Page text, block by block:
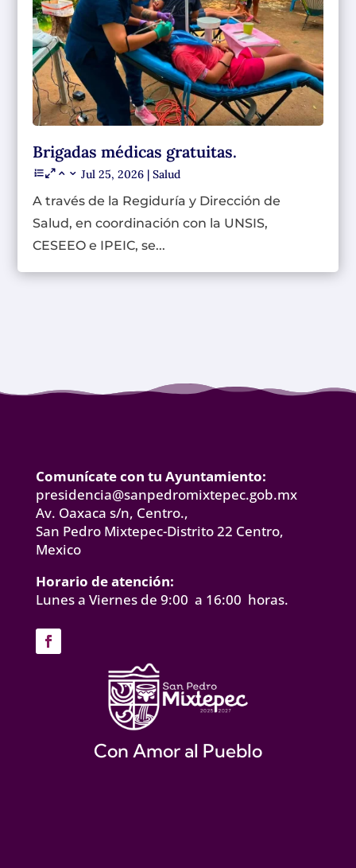
Brigadas médicas gratuitas.
Jul 25, 2026 |Salud
A través de la Regiduría y Dirección de
Salud, en coordinación con la UNSIS,
CESEEO e IPEIC, se...
Comunícate con tu Ayuntamiento:
presidencia@sanpedromixtepec.gob.mx
Av. Oaxaca s/n, Centro.,
San Pedro Mixtepec-Distrito 22 Centro,
Mexico
Horario de atención:
Lunes a Viernes de 9:00 a 16:00 horas.
Con Amor al Pueblo